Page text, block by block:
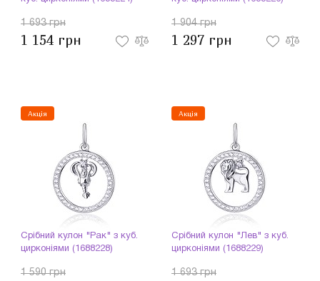
1 693 грн
1 154 грн
1 904 грн
1 297 грн
Акція
Срібний кулон "Рак" з куб.
цирконіями (1688228)
1 590 грн
Акція
Срібний кулон "Лев" з куб.
цирконіями (1688229)
1 693 грн